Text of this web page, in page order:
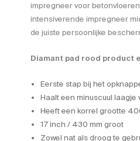
impregneer voor
intensiverende impregneer
de juiste persoonlijke
Diamant pad rood product
Eerste stap bij het
Haalt een minuscuul laagje
Heeft een korrel grootte
17 inch / 430 mm groot
Zowel nat als droog te